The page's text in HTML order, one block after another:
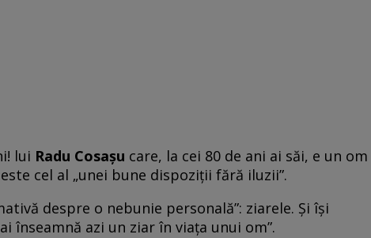
lui Radu Cosaşu care, la cei 80 de ani ai săi, e un om
cel al „unei bune dispoziţii fără iluzii”.
despre o nebunie personală”: ziarele. Şi îşi
înseamnă azi un ziar în viaţa unui om”.